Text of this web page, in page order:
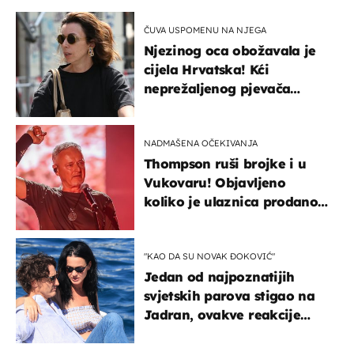
ČUVA USPOMENU NA NJEGA
Njezinog oca obožavala je
cijela Hrvatska! Kći
neprežaljenog pjevača
NADMAŠENA OČEKIVANJA
Thompson ruši brojke i u
Vukovaru! Objavljeno
koliko je ulaznica prodano
"KAO DA SU NOVAK ĐOKOVIĆ"
Jedan od najpoznatijih
svjetskih parova stigao na
Jadran, ovakve reakcije